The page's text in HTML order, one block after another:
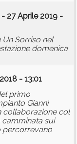
- 27 Aprile 2019 -
Sorriso nel
domenica
- 13:01
primo
Gianni
collaborazione col
sui
percorrevano